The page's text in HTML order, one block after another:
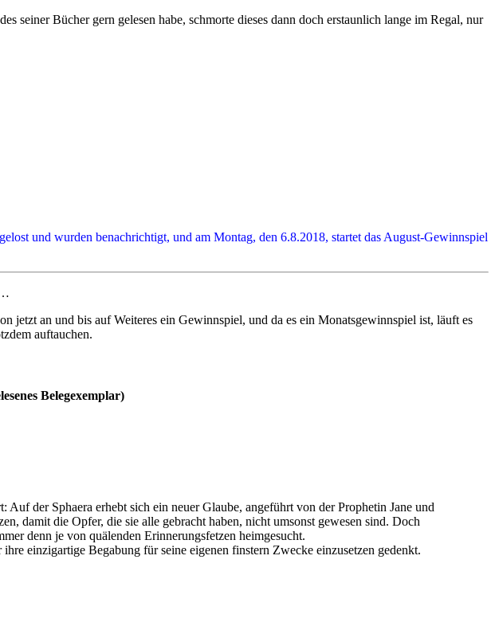
seiner Bücher gern gelesen habe, schmorte dieses dann doch erstaunlich lange im Regal, nur
und wurden benachrichtigt, und am Montag, den 6.8.2018, startet das August-Gewinnspiel
…
jetzt an und bis auf Weiteres ein Gewinnspiel, und da es ein Monatsgewinnspiel ist, läuft es
auftauchen.
Belegexemplar)
der Sphaera erhebt sich ein neuer Glaube, angeführt von der Prophetin Jane und
damit die Opfer, die sie alle gebracht haben, nicht umsonst gewesen sind. Doch
denn je von quälenden Erinnerungsfetzen heimgesucht.
einzigartige Begabung für seine eigenen finstern Zwecke einzusetzen gedenkt.